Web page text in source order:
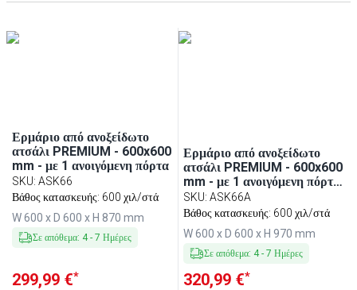
Ερμάριο από ανοξείδωτο
ατσάλι PREMIUM - 600x600
mm - με 1 ανοιγόμενη πόρτα
SKU: ASK66
Βάθος κατασκευής: 600 χιλ/στά
W 600 x D 600 x H 870 mm
Σε απόθεμα: 4- 7 Ημέρες
299,99 €*
Ερμάριο από ανοξείδωτο
ατσάλι PREMIUM - 600x600
mm - με 1 ανοιγόμενη πόρτα
- με υπερυψωμένη πλάτη
100 mm
SKU:ASK66A
Βάθος κατασκευής: 600 χιλ/στά
W 600 x D 600 x H 970 mm
Σε απόθεμα: 4-7 Ημέρες
320,99 €*